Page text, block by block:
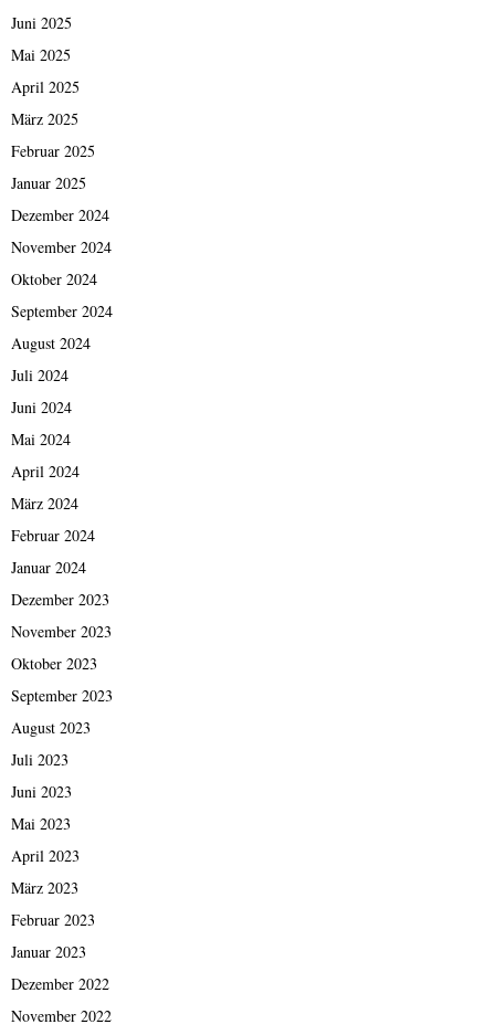
Juni 2025
Mai 2025
April 2025
März 2025
Februar 2025
Januar 2025
Dezember 2024
November 2024
Oktober 2024
September 2024
August 2024
Juli 2024
Juni 2024
Mai 2024
April 2024
März 2024
Februar 2024
Januar 2024
Dezember 2023
November 2023
Oktober 2023
September 2023
August 2023
Juli 2023
Juni 2023
Mai 2023
April 2023
März 2023
Februar 2023
Januar 2023
Dezember 2022
November 2022